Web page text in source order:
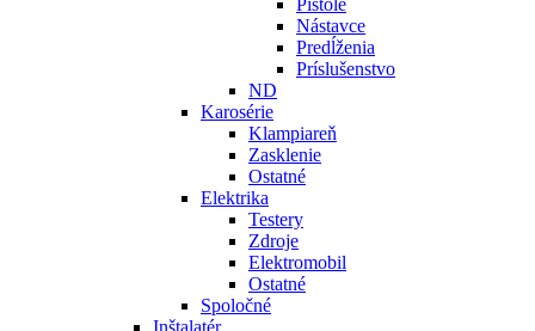
Pištole
Nástavce
Predĺženia
Príslušenstvo
ND
Karosérie
Klampiareň
Zasklenie
Ostatné
Elektrika
Testery
Zdroje
Elektromobil
Ostatné
Spoločné
Inštalatér